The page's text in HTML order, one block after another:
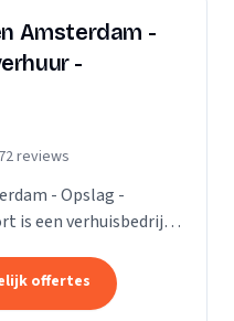
Amsterdam -
-
72 reviews
- Opslag -
is een verhuisbedrijf
offertes